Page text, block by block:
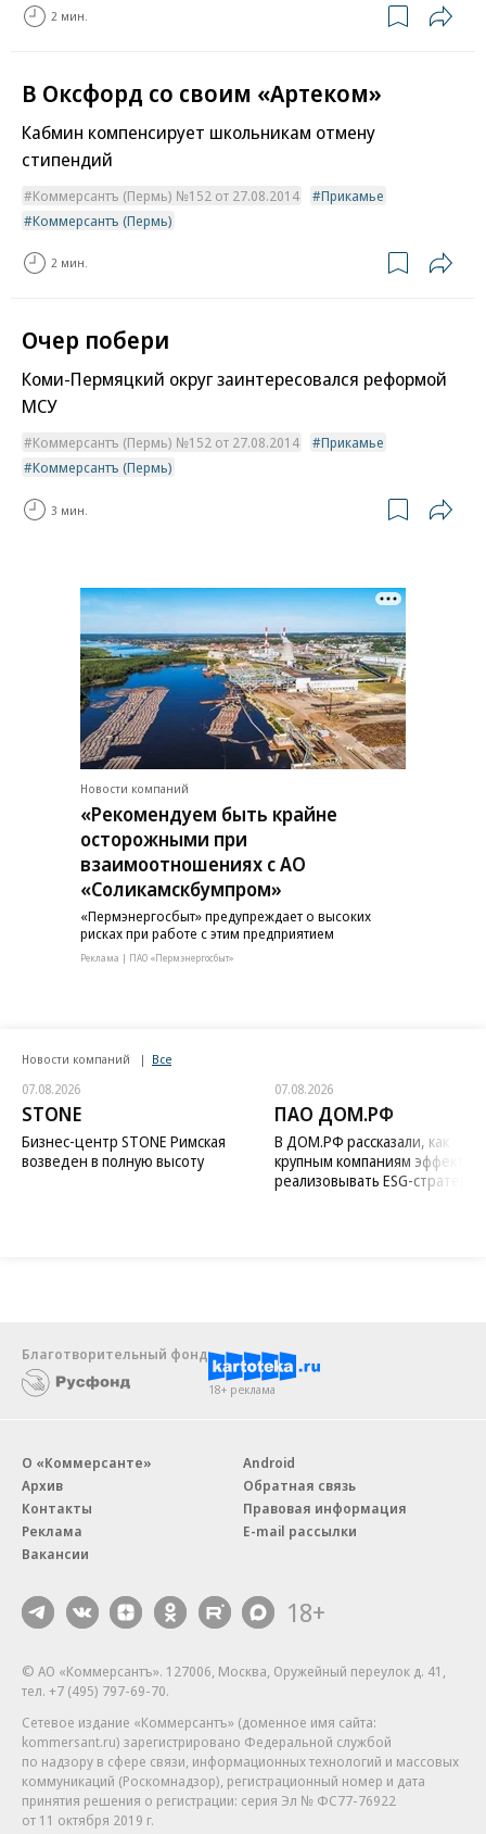
2 мин.
В Оксфорд со своим «Артеком»
Кабмин компенсирует школьникам отмену
стипендий
Коммерсантъ (Пермь) №152 от 27.08.2014
Прикамье
Коммерсантъ (Пермь)
2 мин.
Очер побери
Коми-Пермяцкий округ заинтересовался реформой
МСУ
Коммерсантъ (Пермь) №152 от 27.08.2014
Прикамье
Коммерсантъ (Пермь)
3 мин.
Новости компаний
«Рекомендуем быть крайне
осторожными при
взаимоотношениях с АО
«Соликамскбумпром»
«Пермэнергосбыт» предупреждает о высоких
рисках при работе с этим предприятием
Реклама | ПАО «Пермэнергосбыт»
Новости компаний Все
07.08.2026
STONE
Бизнес-центр STONE Римская
возведен в полную высоту
07.08.2026
ПАО ДОМ.РФ
В ДОМ.РФ рассказали, как
крупным компаниям
реализовывать ESG-стратегию
Благотворительный фонд
18+ реклама
О «Коммерсанте»
Архив
Контакты
Реклама
Вакансии
Android
Обратная связь
Правовая информация
E-mail рассылки
18+
© АО «Коммерсантъ». 127006, Москва, Оружейный переулок д. 41,
тел. +7 (495) 797-69-70.
Сетевое издание «Коммерсантъ» (доменное имя сайта:
kommersant.ru) зарегистрировано Федеральной службой
по надзору в сфере связи, информационных технологий и массовых
коммуникаций (Роскомнадзор), регистрационный номер и дата
принятия решения о регистрации: серия Эл № ФС77-76922
от 11 октября 2019 г.